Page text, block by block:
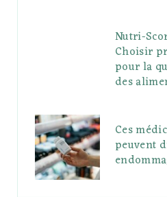
Nutri-
Choisir
pour la
des
Ces
peuvent